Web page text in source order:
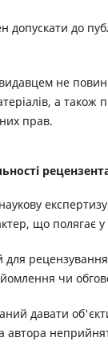
допускати до
не
а також
прав.
що полягає
чи
давати
автора